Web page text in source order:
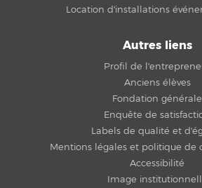
Location d'installations
Autres liens
Profil de
Anciens élèves
Fondation générale
Enquête de
Labels de qualité et
Mentions légales et politique de
Accessibilité
Image